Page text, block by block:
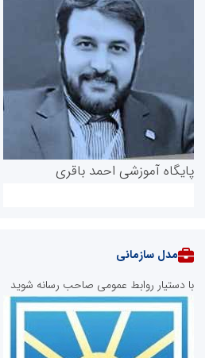
پایگاه آموزشی احمد باقری
مدل سازمانی
با دستیار روابط عمومی صاحب رسانه شوید